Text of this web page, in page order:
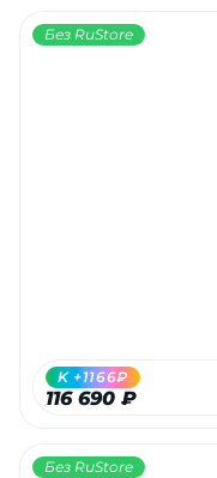
Без RuStore
116 690 ₽
K +1166₽
Без RuStore